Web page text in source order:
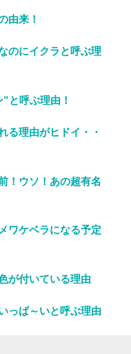
由来！
のにイクラと呼ぶ理
と呼ぶ理由！
る理由がヒドイ・・
！ウソ！あの超有名
ワケベラになる予定
が付いている理由
っぱ～いと呼ぶ理由